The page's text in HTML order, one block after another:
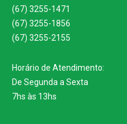
(67) 3255-1471
(67) 3255-1856
(67) 3255-2155
Horário de Atendimento:
De Segunda a Sexta
7hs às 13hs